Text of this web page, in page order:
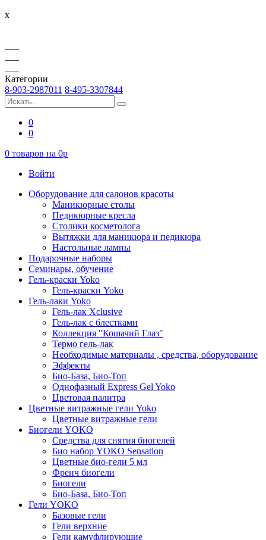
x
Категории
8-903-2987011 8-495-3307844
0
0
0 товаров на 0p
Войти
Оборудование для салонов красоты
Маникюрные столы
Педикюрные кресла
Столики косметолога
Вытяжки для маникюра и педикюра
Настольные лампы
Подарочные наборы
Семинары, обучение
Гель-краски Yoko
Гель-краски Yoko
Гель-лаки Yoko
Гель-лак Xclusive
Гель-лак с блестками
Коллекция "Кошачий Глаз"
Термо гель-лак
Необходимые материалы , средства, оборудование
Эффекты
Био-База, Био-Топ
Однофазный Express Gel Yoko
Цветовая палитра
Цветные витражные гели Yoko
Цветные витражные гели
Биогели YOKO
Средства для снятия биогелей
Био набор YOKO Sensation
Цветные био-гели 5 мл
Френч биогели
Биогели
Био-База, Био-Топ
Гели YOKO
Базовые гели
Гели верхние
Гели камуфлирующие